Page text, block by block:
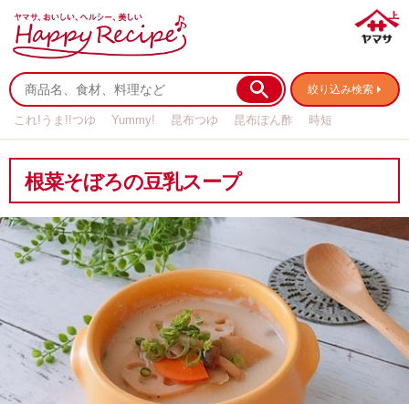
絞り込み検索
これ!うま!!つゆ Yummy! 昆布つゆ 昆布ぽん酢
時短
根菜そぼろの豆乳スープ